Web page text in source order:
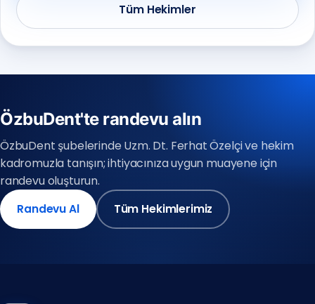
Tüm Hekimler
ÖzbuDent'te randevu alın
ÖzbuDent şubelerinde Uzm. Dt. Ferhat Özelçi ve hekim
kadromuzla tanışın; ihtiyacınıza uygun muayene için
randevu oluşturun.
Randevu Al Tüm Hekimlerimiz